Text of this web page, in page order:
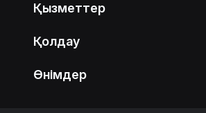
Қызметтер
Қолдау
Өнімдер